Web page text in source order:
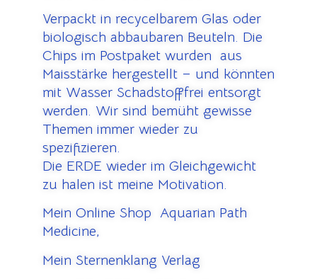
Verpackt in recycelbarem Glas oder
biologisch abbaubaren Beuteln. Die
Chips im Postpaket wurden aus
Maisstärke hergestellt – und könnten
mit Wasser Schadstofffrei entsorgt
werden. Wir sind bemüht gewisse
Themen immer wieder zu
spezifizieren.
Die ERDE wieder im Gleichgewicht
zu halen ist meine Motivation.
Mein Online Shop Aquarian Path
Medicine,
Mein Sternenklang Verlag